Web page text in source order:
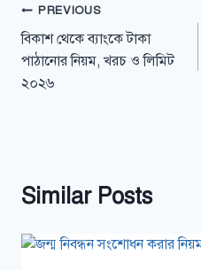
Post
navigation
PREVIOUS
বিকাশ থেকে ব্যাংকে টাকা
পাঠানোর নিয়ম, খরচ ও লিমিট
২০২৬
Similar Posts